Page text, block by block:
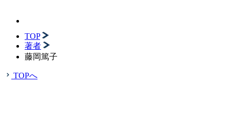
TOP
著者
藤岡篤子
TOPへ